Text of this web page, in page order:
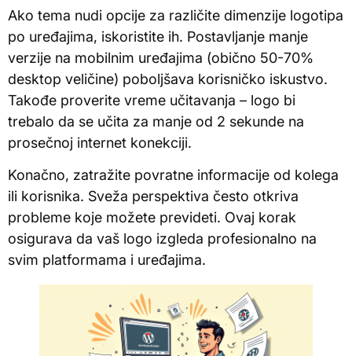
Ako tema nudi opcije za različite dimenzije logotipa
po uređajima, iskoristite ih. Postavljanje manje
verzije na mobilnim uređajima (obično 50-70%
desktop veličine) poboljšava korisničko iskustvo.
Takođe proverite vreme učitavanja – logo bi
trebalo da se učita za manje od 2 sekunde na
prosečnoj internet konekciji.
Konačno, zatražite povratne informacije od kolega
ili korisnika. Sveža perspektiva često otkriva
probleme koje možete prevideti. Ovaj korak
osigurava da vaš logo izgleda profesionalno na
svim platformama i uređajima.